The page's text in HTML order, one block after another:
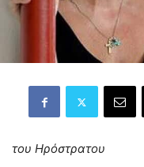
του Ηρόστρατου